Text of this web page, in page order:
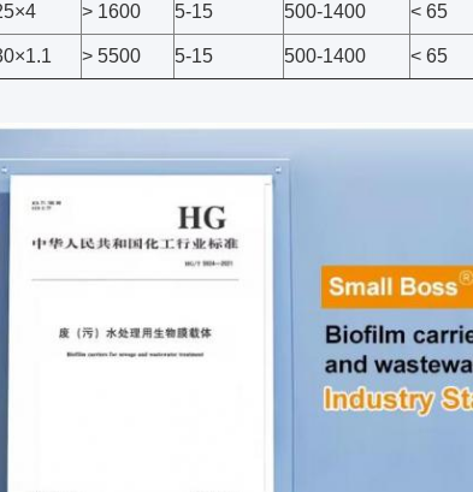
> 1600 5-15 500-1400 < 65
> 5500 5-15 500-1400 < 65